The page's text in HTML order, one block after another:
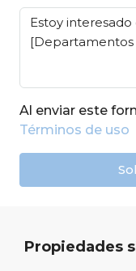
Al enviar este
Términos de uso
Propiedades